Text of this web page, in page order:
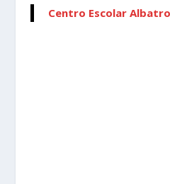
Centro Escolar